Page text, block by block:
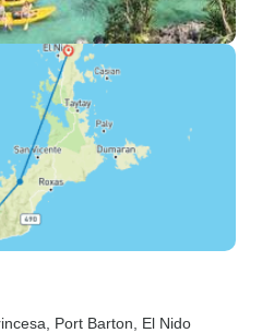
, Port Barton , El Nido